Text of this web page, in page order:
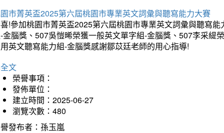
市菁英盃2025第六屆桃園市專業英文詞彙與聽寫能力大賽
!參加桃園市菁英盃2025第六屆桃園市專業英文詞彙與聽寫
金腦獎、507吳愷晞榮獲一般英文單字組-金腦獎、507李采緹
英文聽寫能力組-金腦獎感謝鄒苡廷老師的用心指導!
文
榮譽事項：
發佈單位：
建立時間：2025-06-27
瀏覽次數：480
發布者：孫玉嵐